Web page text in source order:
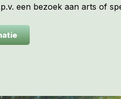
een bezoek aan arts of